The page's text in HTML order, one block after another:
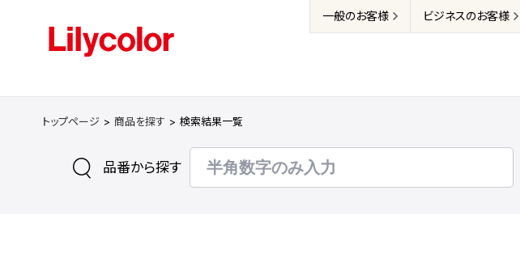
一般のお客様 ビジネスのお客様
トップページ 商品を探す 検索結果一覧
品番から探す